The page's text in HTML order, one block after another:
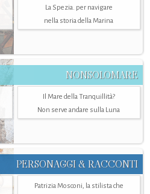
La Spezia. per navigare
nella storia della Marina
NONSOLOMARE
Il Mare della Tranquillità?
Non serve andare sulla Luna
PERSONAGGI & RACCONTI
Patrizia Mosconi, la stilista che